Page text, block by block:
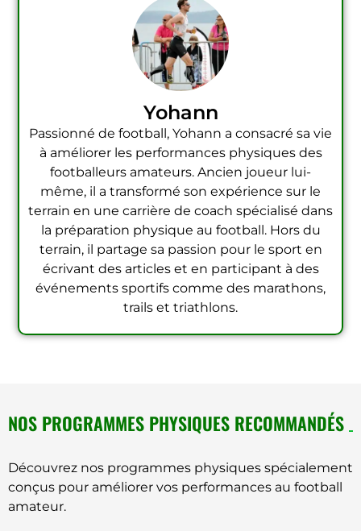
Yohann
Passionné de football, Yohann a consacré sa vie
à améliorer les performances physiques des
footballeurs amateurs. Ancien joueur lui-
même, il a transformé son expérience sur le
terrain en une carrière de coach spécialisé dans
la préparation physique au football. Hors du
terrain, il partage sa passion pour le sport en
écrivant des articles et en participant à des
événements sportifs comme des marathons,
trails et triathlons.
NOS PROGRAMMES PHYSIQUES RECOMMANDÉS
Découvrez nos programmes physiques spécialement
conçus pour améliorer vos performances au football
amateur.